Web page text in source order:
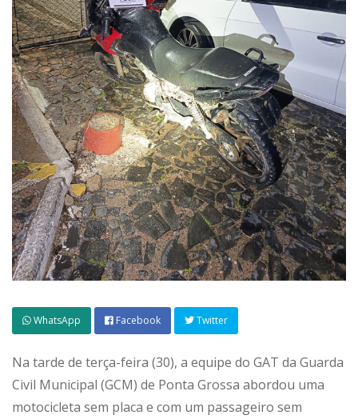
WhatsApp Facebook Twitter
Na tarde de terça-feira (30), a equipe do GAT da Guarda
Civil Municipal (GCM) de Ponta Grossa abordou uma
motocicleta sem placa e com um passageiro sem